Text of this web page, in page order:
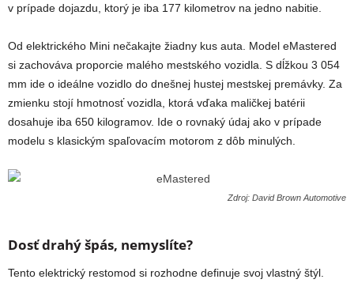
v prípade dojazdu, ktorý je iba 177 kilometrov na jedno nabitie.
Od elektrického Mini nečakajte žiadny kus auta. Model eMastered
si zachováva proporcie malého mestského vozidla. S dĺžkou 3 054
mm ide o ideálne vozidlo do dnešnej hustej mestskej premávky. Za
zmienku stojí hmotnosť vozidla, ktorá vďaka maličkej batérii
dosahuje iba 650 kilogramov. Ide o rovnaký údaj ako v prípade
modelu s klasickým spaľovacím motorom z dôb minulých.
Zdroj: David Brown Automotive
Dosť drahý špás, nemyslíte?
Tento elektrický restomod si rozhodne definuje svoj vlastný štýl.